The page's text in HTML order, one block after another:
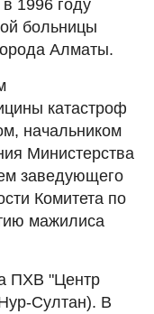
1996 году
больницы
Алматы.
катастроф
начальником
Министерства
заведующего
Комитета по
мажилиса
ПХВ "Центр
Султан). В